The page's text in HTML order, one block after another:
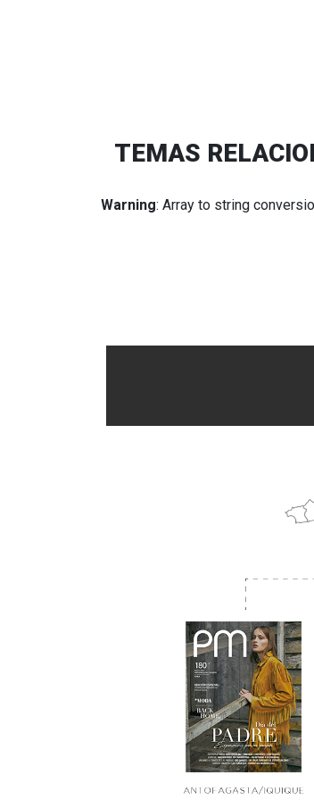
TEMAS
Warning: Array to string